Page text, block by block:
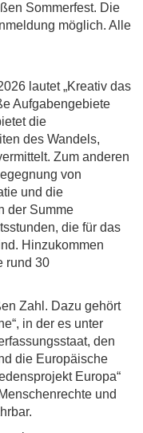
Sommerfest. Die
möglich. Alle
lautet „Kreativ das
Aufgabengebiete
die
des Wandels,
Zum anderen
von
und die
der Summe
die für das
Hinzukommen
rund 30
Zahl. Dazu gehört
in der es unter
den
die Europäische
Europa“
und